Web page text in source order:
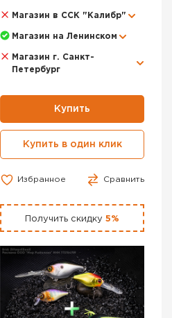
Магазин в ССК "Калибр"
Магазин на Ленинском
Магазин г. Санкт-
Петербург
Купить
Купить в один клик
Избранное Сравнить
Получить скидку 5%